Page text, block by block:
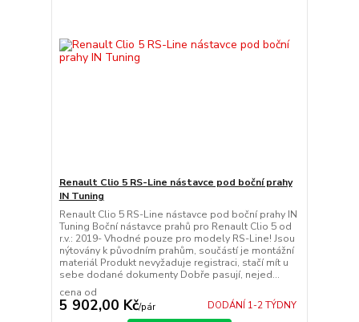
Renault Clio 5 RS-Line nástavce pod boční prahy
IN Tuning
Renault Clio 5 RS-Line nástavce pod boční prahy IN
Tuning Boční nástavce prahů pro Renault Clio 5 od
r.v.: 2019- Vhodné pouze pro modely RS-Line! Jsou
nýtovány k původním prahům, součástí je montážní
materiál Produkt nevyžaduje registraci, stačí mít u
sebe dodané dokumenty Dobře pasují, nejed...
cena od
5 902,00 Kč/pár DODÁNÍ 1-2 TÝDNY